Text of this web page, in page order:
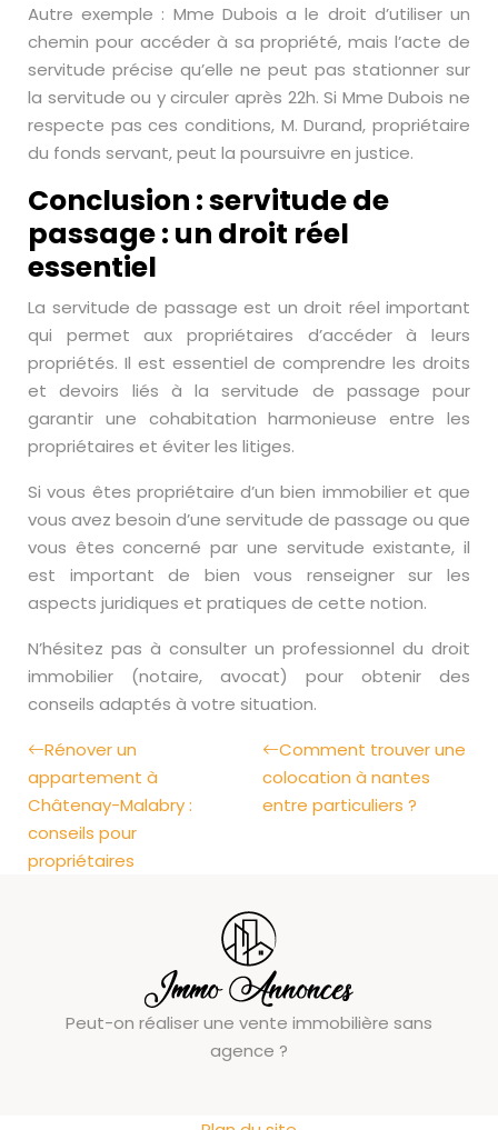
Autre exemple : Mme Dubois a le droit d’utiliser un
chemin pour accéder à sa propriété, mais l’acte de
servitude précise qu’elle ne peut pas stationner sur
la servitude ou y circuler après 22h. Si Mme Dubois ne
respecte pas ces conditions, M. Durand, propriétaire
du fonds servant, peut la poursuivre en justice.
Conclusion : servitude de
passage : un droit réel
essentiel
La servitude de passage est un droit réel important
qui permet aux propriétaires d’accéder à leurs
propriétés. Il est essentiel de comprendre les droits
et devoirs liés à la servitude de passage pour
garantir une cohabitation harmonieuse entre les
propriétaires et éviter les litiges.
Si vous êtes propriétaire d’un bien immobilier et que
vous avez besoin d’une servitude de passage ou que
vous êtes concerné par une servitude existante, il
est important de bien vous renseigner sur les
aspects juridiques et pratiques de cette notion.
N’hésitez pas à consulter un professionnel du droit
immobilier (notaire, avocat) pour obtenir des
conseils adaptés à votre situation.
Rénover un
appartement à
Châtenay-Malabry :
conseils pour
propriétaires
Comment trouver une
colocation à nantes
entre particuliers ?
Peut-on réaliser une vente immobilière sans
agence ?